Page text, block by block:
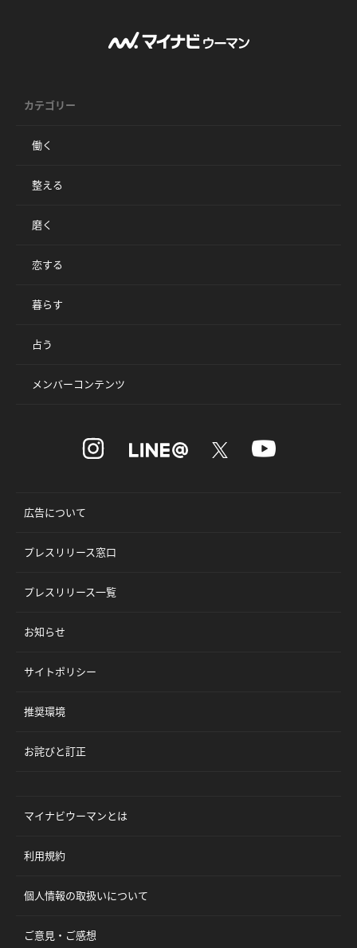
カテゴリー
働く
整える
磨く
恋する
暮らす
占う
メンバーコンテンツ
広告について
プレスリリース窓口
プレスリリース一覧
お知らせ
サイトポリシー
推奨環境
お詫びと訂正
マイナビウーマンとは
利用規約
個人情報の取扱いについて
ご意見・ご感想